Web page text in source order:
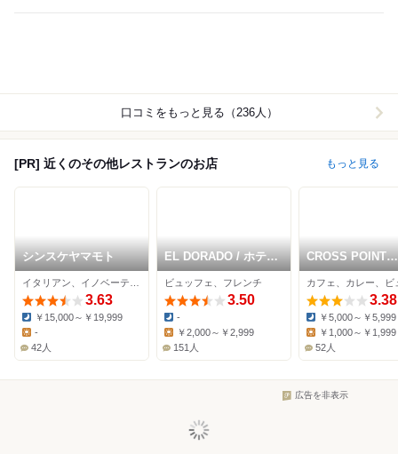
口コミをもっと見る（236人）
[PR] 近くのその他レストランのお店 もっと見る
シンスケヤマモト
3.63
Dinner:
￥15,000～￥19,999
Lunch:
-
42人
EL DORADO / ホテル
イル・パラッツォ
ビュッフェ、フレンチ
3.50
Dinner:
-
￥2,000～￥2,999
151人
CROSS POINT
TENJIN
3.38
Dinner:
￥5,000～￥5,999
Lunch:
￥1,000～￥1,999
52人
広告を非表示